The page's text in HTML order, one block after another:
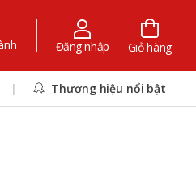
Đăng nhập Giỏ hàng
| Thương hiệu nổi bật